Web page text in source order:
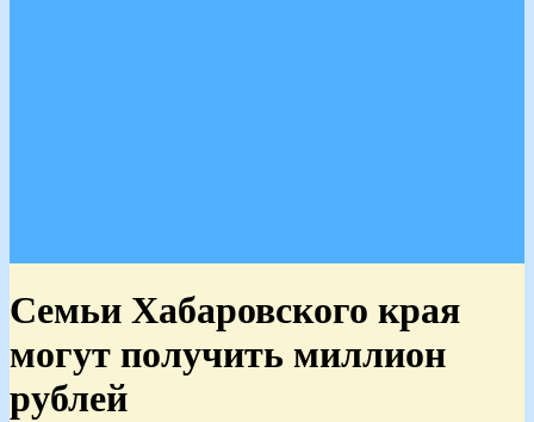
Семьи Хабаровского края
могут получить миллион
рублей